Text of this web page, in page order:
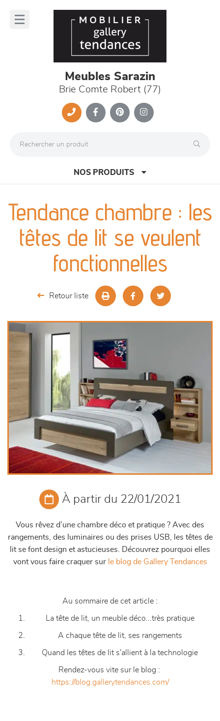
Meubles Sarazin
Brie Comte Robert (77)
NOS PRODUITS
canapés et fauteuils
séjours
chambres et dressing
décoration
Tendance chambre : les
têtes de lit se veulent
fonctionnelles
Retour liste
À partir du 22/01/2021
Vous rêvez d’une chambre déco et pratique ? Avec des
rangements, des luminaires ou des prises USB, les têtes de
lit se font design et astucieuses. Découvrez pourquoi elles
vont vous faire craquer sur le blog de Gallery Tendances
Au sommaire de cet article :
La tête de lit, un meuble déco...très pratique
A chaque tête de lit, ses rangements
Quand les têtes de lit s'allient à la technologie
Rendez-vous vite sur le blog :
https://blog.gallerytendances.com/